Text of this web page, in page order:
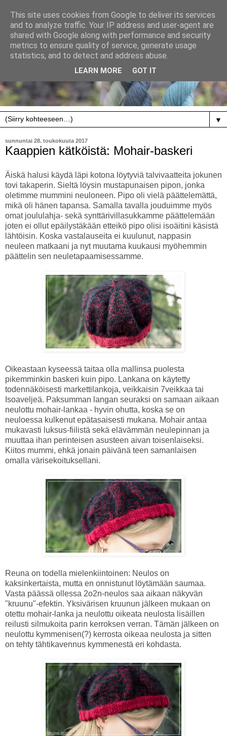
▼
sunnuntai 28. toukokuuta 2017
Kaappien kätköistä: Mohair-baskeri
Äiskä halusi käydä läpi kotona löytyviä talvivaatteita jokunen
tovi takaperin. Sieltä löysin mustapunaisen pipon, jonka
oletimme mummini neuloneen. Pipo oli vielä päättelemättä,
mikä oli hänen tapansa. Samalla tavalla jouduimme myös
omat joululahja- sekä synttärivillasukkamme päättelemään
joten ei ollut epäilystäkään etteikö pipo olisi isoäitini käsistä
lähtöisin. Koska vastalauseita ei kuulunut, nappasin
neuleen matkaani ja nyt muutama kuukausi myöhemmin
päättelin sen neuletapaamisessamme.
Oikeastaan kyseessä taitaa olla mallinsa puolesta
pikemminkin baskeri kuin pipo. Lankana on käytetty
todennäköisesti markettilankoja, veikkaisin 7veikkaa tai
Isoaveljeä. Paksumman langan seuraksi on samaan aikaan
neulottu mohair-lankaa - hyvin ohutta, koska se on
neuloessa kulkenut epätasaisesti mukana. Mohair antaa
mukavasti luksus-fiilistä sekä elävämmän neulepinnan ja
muuttaa ihan perinteisen asusteen aivan toisenlaiseksi.
Kiitos mummi, ehkä jonain päivänä teen samanlaisen
omalla värisekoituksellani.
Reuna on todella mielenkiintoinen: Neulos on
kaksinkertaista, mutta en onnistunut löytämään saumaa.
Vasta päässä ollessa 2o2n-neulos saa aikaan näkyvän
"kruunu"-efektin. Yksivärisen kruunun jälkeen mukaan on
otettu mohair-lanka ja neulottu oikeata neulosta lisäillen
reilusti silmukoita parin kerroksen verran. Tämän jälkeen on
neulottu kymmenisen(?) kerrosta oikeaa neulosta ja sitten
on tehty tähtikavennus kymmenestä eri kohdasta.
This site uses cookies from Google to deliver its services
and to analyze traffic. Your IP address and user-agent are
shared with Google along with performance and security
metrics to ensure quality of service, generate usage
statistics, and to detect and address abuse.
LEARN MORE GOT IT